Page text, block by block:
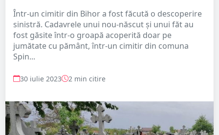
Într-un cimitir din Bihor a fost făcută o descoperire
sinistră. Cadavrele unui nou-născut şi unui făt au
fost găsite într-o groapă acoperită doar pe
jumătate cu pământ, într-un cimitir din comuna
Spin...
30 iulie 2023 2 min citire